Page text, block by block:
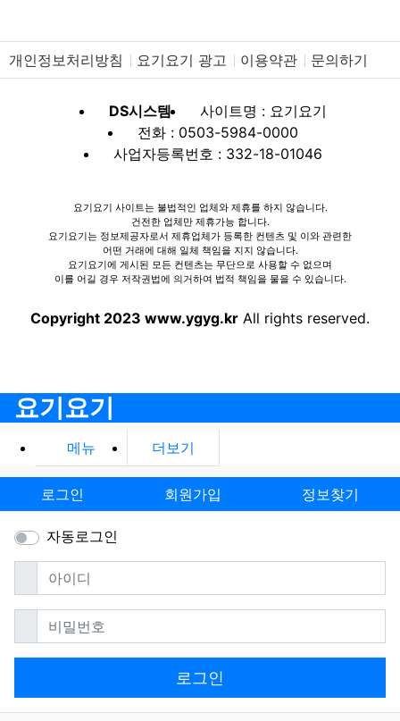
개인정보처리방침 요기요기 광고 이용약관 문의하기
DS시스템
사이트명 : 요기요기
전화 : 0503-5984-0000
사업자등록번호 : 332-18-01046
요기요기 사이트는 불법적인 업체와 제휴를 하지 않습니다.
건전한 업체만 제휴가능 합니다.
요기요기는 정보제공자로서 제휴업체가 등록한 컨텐츠 및 이와 관련한
어떤 거래에 대해 일체 책임을 지지 않습니다.
요기요기에 게시된 모든 컨텐츠는 무단으로 사용할 수 없으며
이를 어길 경우 저작권법에 의거하여 법적 책임을 물을 수 있습니다.
Copyright 2023 www.ygyg.kr All rights reserved.
요기요기
메뉴 더보기
로그인 회원가입 정보찾기
자동로그인
아이디필수
비밀번호필수
로그인